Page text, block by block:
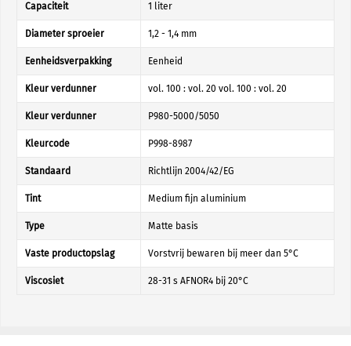
Capaciteit 1 liter
Diameter sproeier 1,2 - 1,4 mm
Eenheidsverpakking Eenheid
Kleur verdunner vol. 100 : vol. 20 vol. 100 : vol. 20
Kleur verdunner P980-5000/5050
Kleurcode P998-8987
Standaard Richtlijn 2004/42/EG
Tint Medium fijn aluminium
Type Matte basis
Vaste productopslag Vorstvrij bewaren bij meer dan 5°C
Viscosiet 28-31 s AFNOR4 bij 20°C